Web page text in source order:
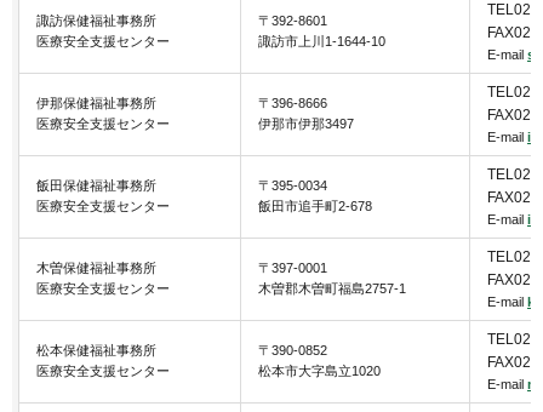
諏訪保健福祉事務所
医療安全支援センター
〒392-8601
諏訪市上川1-1644-10
E-mail
伊那保健福祉事務所
医療安全支援センター
〒396-8666
伊那市伊那3497
E-mail
飯田保健福祉事務所
医療安全支援センター
〒395-0034
飯田市追手町2-678
E-mail
木曽保健福祉事務所
医療安全支援センター
〒397-0001
木曽郡木曽町福島2757-1
E-mail
松本保健福祉事務所
医療安全支援センター
〒390-0852
松本市大字島立1020
E-mail